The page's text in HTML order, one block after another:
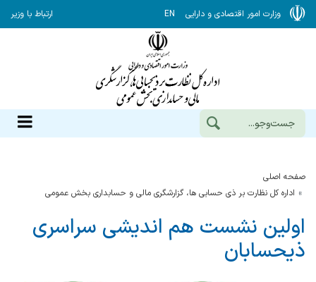
وزارت امور اقتصادی و دارایی EN ارتباط با وزیر
صفحه اصلی
اداره کل نظارت بر ذی حسابی ها، گزارشگری مالی و حسابداری بخش عمومی
اولین نشست هم اندیشی سراسری
ذیحسابان